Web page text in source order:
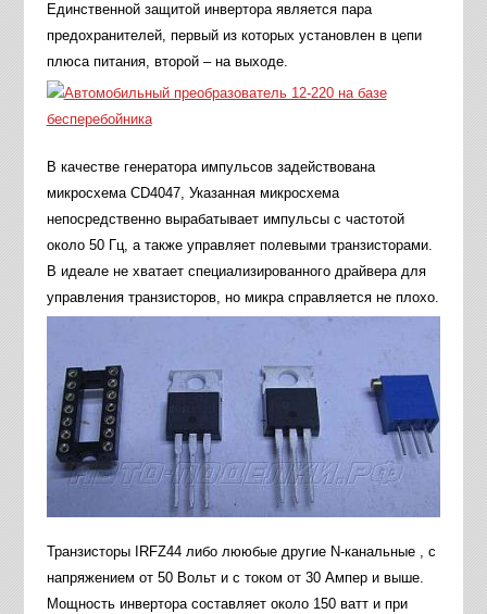
Единственной защитой инвертора является пара
предохранителей, первый из которых установлен в цепи
плюса питания, второй – на выходе.
В качестве генератора импульсов задействована
микросхема CD4047, Указанная микросхема
непосредственно вырабатывает импульсы с частотой
около 50 Гц, а также управляет полевыми транзисторами.
В идеале не хватает специализированного драйвера для
управления транзисторов, но микра справляется не плохо.
Транзисторы IRFZ44 либо лююбые другие N-канальные , с
напряжением от 50 Вольт и с током от 30 Ампер и выше.
Мощность инвертора составляет около 150 ватт и при